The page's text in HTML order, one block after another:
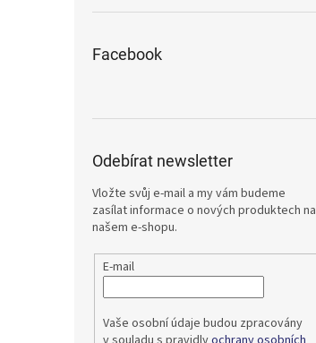
Facebook
Odebírat newsletter
Vložte svůj e-mail a my vám budeme
zasílat informace o nových produktech na
našem e-shopu.
E-mail
Vaše osobní údaje budou zpracovány